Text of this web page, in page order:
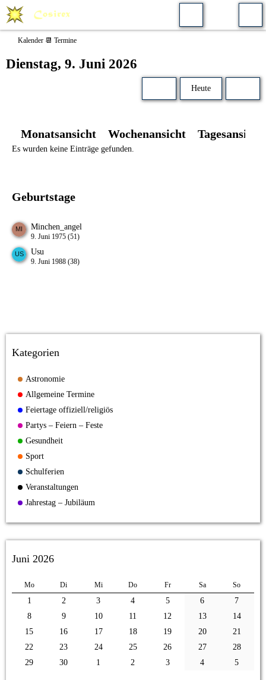
Kalender 📆 Termine
Dienstag, 9. Juni 2026
Heute
Monatsansicht Wochenansicht Tagesansicht
Es wurden keine Einträge gefunden.
Geburtstage
Minchen_angel
9. Juni 1975 (51)
Usu
9. Juni 1988 (38)
Kategorien
Astronomie
Allgemeine Termine
Feiertage offiziell/religiös
Partys – Feiern – Feste
Gesundheit
Sport
Schulferien
Veranstaltungen
Jahrestag – Jubiläum
Juni 2026
Mo Di Mi Do Fr Sa So
1 2 3 4 5 6
7
8
9 10 11 12 13
14
15
16 17 18 19 20
21
22
23 24 25 26 27
28
29
30 1 2 3 4 5